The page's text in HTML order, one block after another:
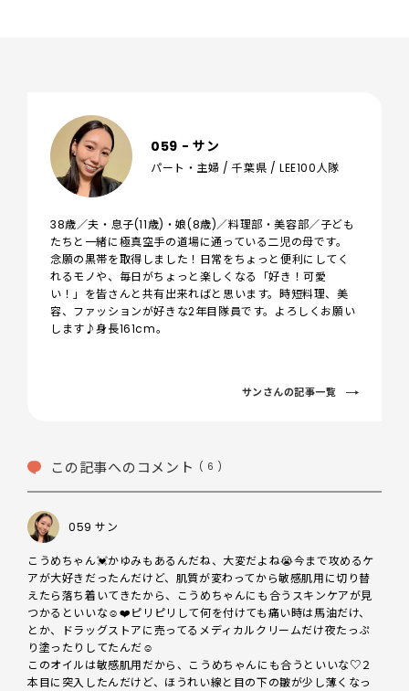
059 - サン
パート・主婦 / 千葉県 / LEE100人隊
38歳／夫・息子(11歳)・娘(8歳)／料理部・美容部／子ども
たちと一緒に極真空手の道場に通っている二児の母です。
念願の黒帯を取得しました！日常をちょっと便利にしてく
れるモノや、毎日がちょっと楽しくなる「好き！可愛
い！」を皆さんと共有出来ればと思います。時短料理、美
容、ファッションが好きな2年目隊員です。よろしくお願い
します♪身長161cm。
サンさんの記事一覧
この記事へのコメント ( 6 )
059 サン
こうめちゃん💓かゆみもあるんだね、大変だよね😭今まで攻めるケ
アが大好きだったんだけど、肌質が変わってから敏感肌用に切り替
えたら落ち着いてきたから、こうめちゃんにも合うスキンケアが見
つかるといいな☺️❤️ピリピリして何を付けても痛い時は馬油だけ、
とか、ドラッグストアに売ってるメディカルクリームだけ夜たっぷ
り塗ったりしてたんだ☺️
このオイルは敏感肌用だから、こうめちゃんにも合うといいな♡２
本目に突入したんだけど、ほうれい線と目の下の皺が少し薄くなっ